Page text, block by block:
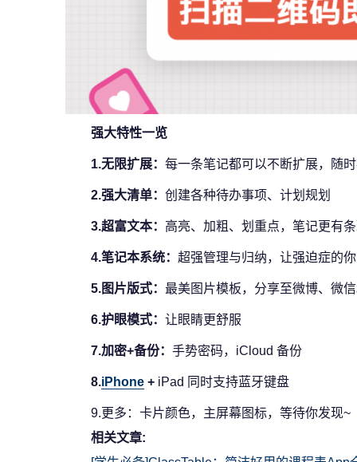
强大特性一览
1.无限扩展： 每一条笔记都可以不断扩展，随
2.强大清单： 创建各种待办事项、计划规划
3.超富文本： 高亮、加粗、划重点，笔记更有
4.笔记本系统： 超强管理与归纳，让强迫症的
5.图片版式： 最美图片模板，分享至微博、微
6.护眼模式： 让眼睛更舒服
7.加密+备份： 手势密码，iCloud 备份
8.iPhone + iPad 同时支持蓝牙键盘
9.更多：卡片颜色，主屏幕图标，等待你发现~
相关文章: